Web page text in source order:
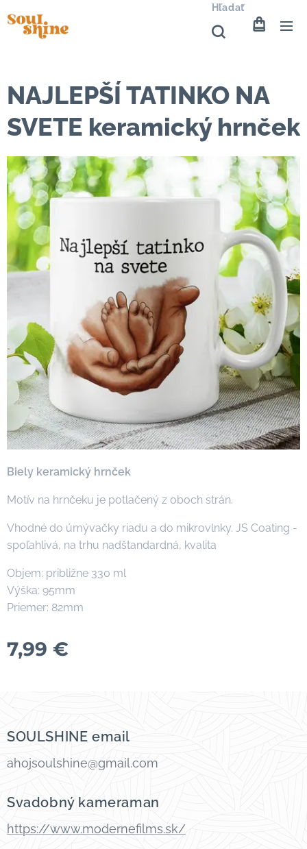
Hľadať
NAJLEPŠÍ TATINKO NA
SVETE keramický hrnček
Biely keramický hrnček
Motív na hrnčeku je potlačený z oboch strán.
Vhodné do úmývačky riadu a do mikrovlnky. JS Coating -
spoľahlivá, na trhu nadštandardná, kvalita
Objem: približne 330 ml
Výška: 95mm
Priemer: 82mm
7,99 €
SOULSHINE email
ahojsoulshine@gmail.com
Svadobný kameraman
https://www.modernefilms.sk/